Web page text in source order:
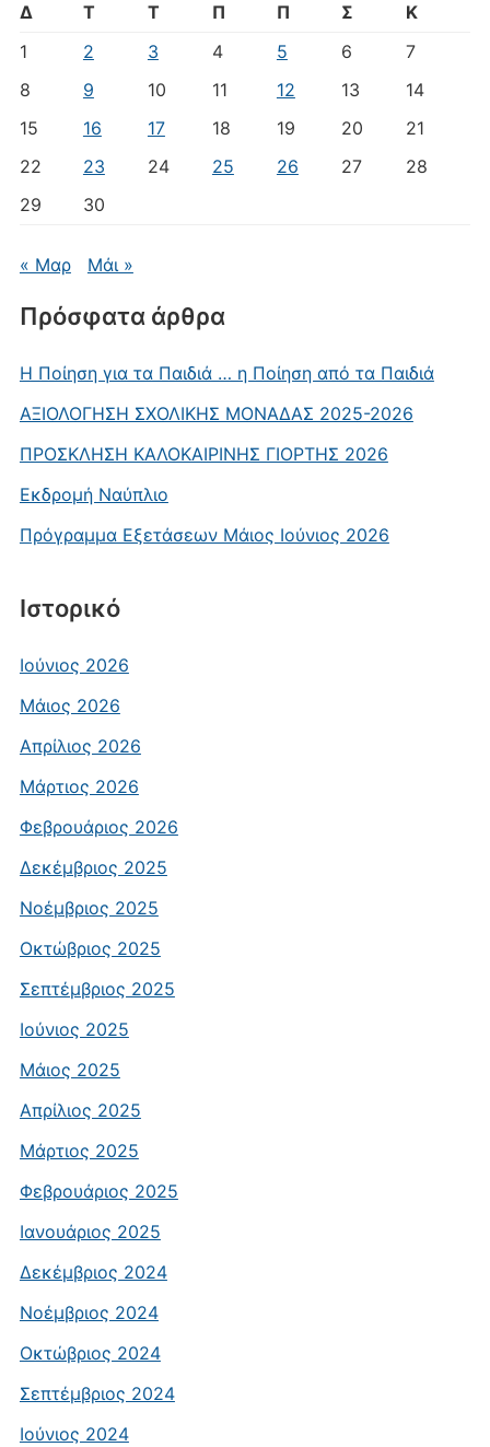
Δ Τ Τ Π Π Σ
Κ
1
2 3 4 5 6
7
8
9 10 11 12 13
14
15
16 17 18 19 20
21
22
23 24 25 26 27
28
29
30
« Μαρ Μάι »
Πρόσφατα άρθρα
Η Ποίηση για τα Παιδιά … η Ποίηση από τα Παιδιά
AΞΙΟΛΟΓΗΣΗ ΣΧΟΛΙΚΗΣ ΜΟΝΑΔΑΣ 2025-2026
ΠΡΟΣΚΛΗΣΗ ΚΑΛΟΚΑΙΡΙΝΗΣ ΓΙΟΡΤΗΣ 2026
Εκδρομή Ναύπλιο
Πρόγραμμα Εξετάσεων Μάιος Ιούνιος 2026
Ιστορικό
Ιούνιος 2026
Μάιος 2026
Απρίλιος 2026
Μάρτιος 2026
Φεβρουάριος 2026
Δεκέμβριος 2025
Νοέμβριος 2025
Οκτώβριος 2025
Σεπτέμβριος 2025
Ιούνιος 2025
Μάιος 2025
Απρίλιος 2025
Μάρτιος 2025
Φεβρουάριος 2025
Ιανουάριος 2025
Δεκέμβριος 2024
Νοέμβριος 2024
Οκτώβριος 2024
Σεπτέμβριος 2024
Ιούνιος 2024